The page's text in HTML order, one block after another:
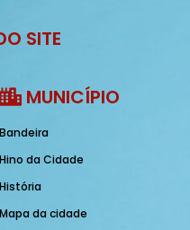
SITE
MUNICÍPIO
Bandeira
Hino da Cidade
História
Mapa da cidade